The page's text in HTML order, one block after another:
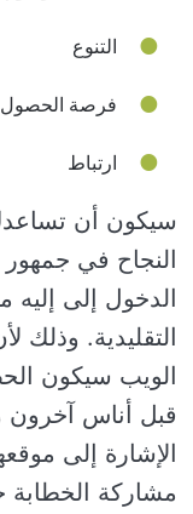
التنوع
فرصة الحصول
ارتباط
سيكون أن
النجاح في
الدخول إلى
التقليدية. وذلك
الويب سيكون
قبل أناس آخرون
الإشارة إلى
مشاركة